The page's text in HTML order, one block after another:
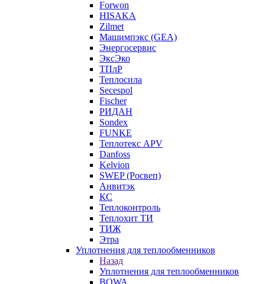
Forwon
HISAKA
Zilmet
Машимпэкс (GEA)
Энергосервис
ЭксЭко
ТПлР
Теплосила
Secespol
Fischer
РИДАН
Sondex
FUNKE
Теплотекс APV
Danfoss
Kelvion
SWEP (Росвеп)
Анвитэк
КС
Теплоконтроль
Теплохит ТИ
ТИЖ
Этра
Уплотнения для теплообменников
Назад
Уплотнения для теплообменников
BOWA